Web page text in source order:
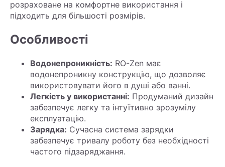
розраховане на комфортне використання і
підходить для більшості розмірів.
Особливості
Водонепроникність: RO-Zen має
водонепроникну конструкцію, що дозволяє
використовувати його в душі або ванні.
Легкість у використанні: Продуманий дизайн
забезпечує легку та інтуїтивно зрозумілу
експлуатацію.
Зарядка: Сучасна система зарядки
забезпечує тривалу роботу без необхідності
частого підзаряджання.